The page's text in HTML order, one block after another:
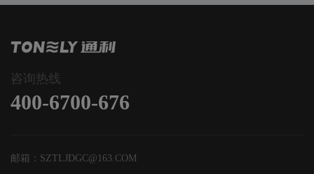
咨询热线
400-6700-676
邮箱：SZTLJDGC@163.COM